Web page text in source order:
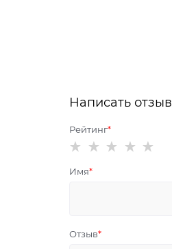
Написать отзыв
Рейтинг
Имя
Отзыв